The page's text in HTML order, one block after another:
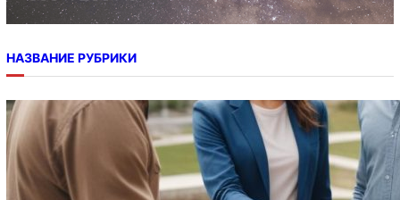
НАЗВАНИЕ РУБРИКИ